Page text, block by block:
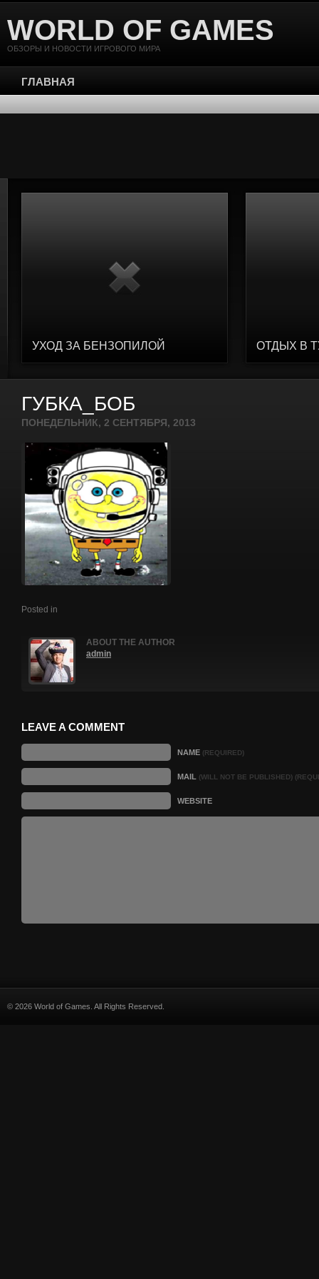
WORLD OF GAMES
ОБЗОРЫ И НОВОСТИ ИГРОВОГО МИРА
ГЛАВНАЯ
УХОД ЗА БЕНЗОПИЛОЙ ОТДЫХ В
ГУБКА_БОБ
ПОНЕДЕЛЬНИК, 2 СЕНТЯБРЯ, 2013
Posted in
ABOUT THE AUTHOR
admin
LEAVE A COMMENT
NAME (REQUIRED)
MAIL (WILL NOT BE PUBLISHED)
WEBSITE
© 2026 World of Games. All Rights Reserved.